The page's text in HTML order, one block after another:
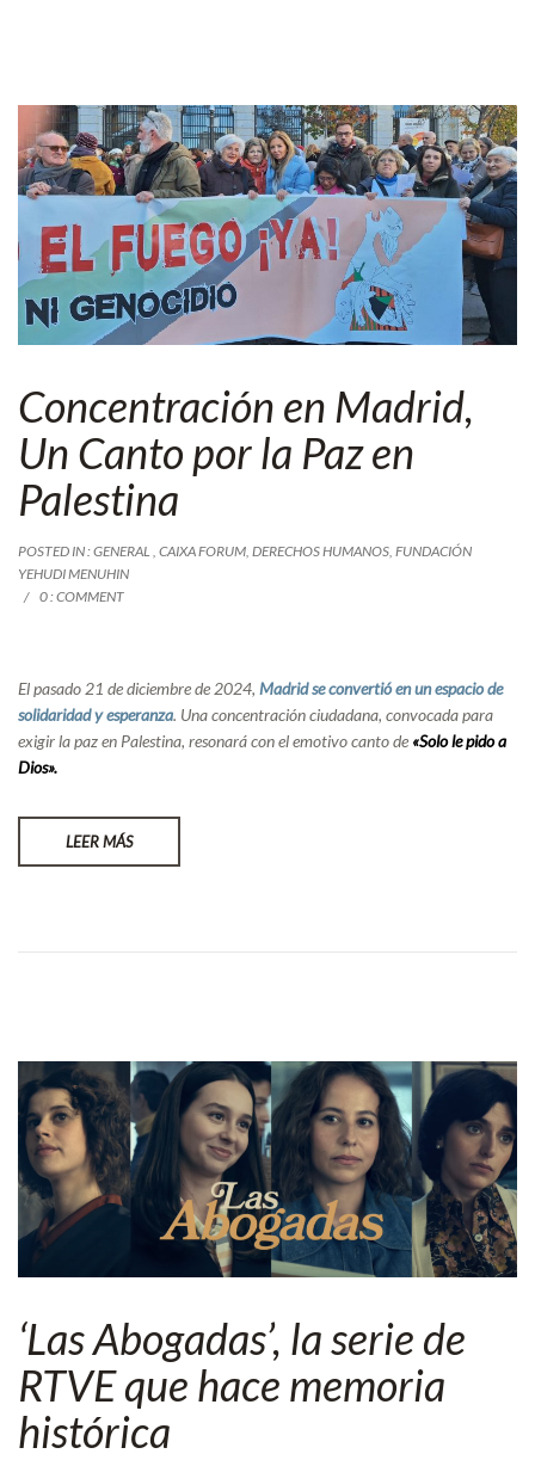
Concentración en Madrid,
Un Canto por la Paz en
Palestina
POSTED IN :GENERAL CAIXA FORUM DERECHOS HUMANOS FUNDACIÓN
YEHUDI MENUHIN
0 : COMMENT
El pasado 21 dediciembrede 2024, Madridseconvertióenunespaciode
solidaridadyesperanza. Unaconcentraciónciudadana, convocadapara
exigirlapazen Palestina, resonaráconelemotivocantode «Sololepidoa
Dios».
LEER MÁS
‘Las Abogadas’, la serie de
RTVE que hace memoria
histórica